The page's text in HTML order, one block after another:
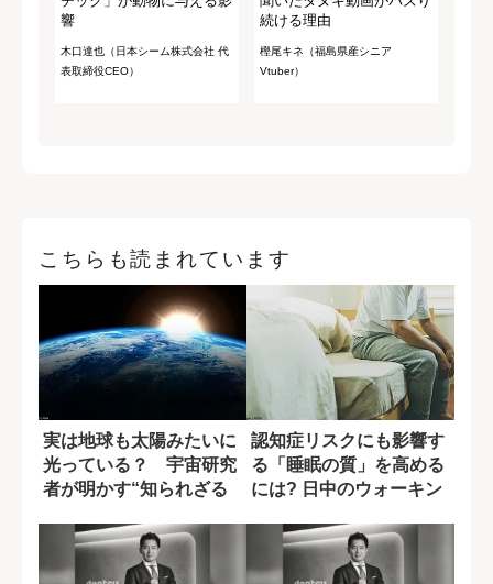
響
木口達也（日本シーム株式会社 代
表取締役CEO）
続ける理由
樫尾キネ（福島県産シニア
Vtuber）
こちらも読まれています
実は地球も太陽みたいに
光っている？ 宇宙研究
者が明かす“知られざる
認知症リスクにも影響す
る「睡眠の質」を高める
には? 日中のウォーキン